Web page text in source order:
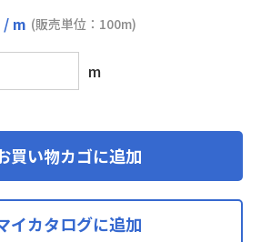
/ m (販売単位：100m)
m
買い物カゴに追加
イカタログに追加